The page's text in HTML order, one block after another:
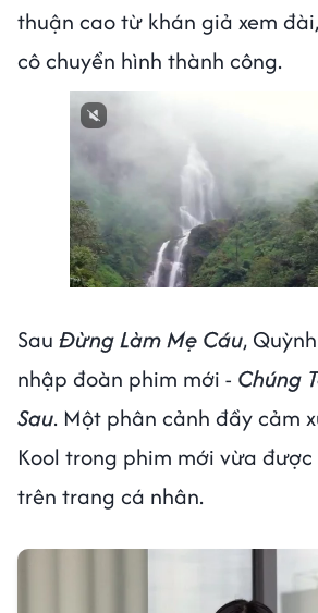
thuận cao từ khán giả xem
cô chuyển hình thành công.
Sau Đừng Làm Mẹ Cáu,
nhập đoàn phim mới - Chúng
Sau. Một phân cảnh đầy cảm
Kool trong phim mới vừa được
trên trang cá nhân.